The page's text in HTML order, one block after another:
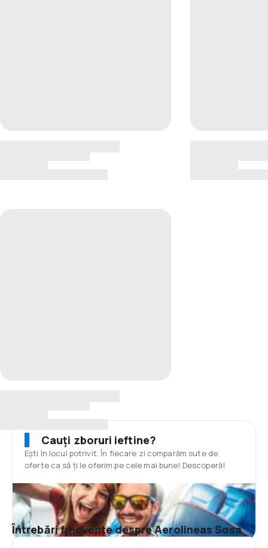
Cauți zboruri ieftine?
Ești în locul potrivit. În fiecare zi comparăm sute de
oferte ca să ți le oferim pe cele mai bune! Descoperă!
Întrebări frecvente despre Aerolineas Sosa